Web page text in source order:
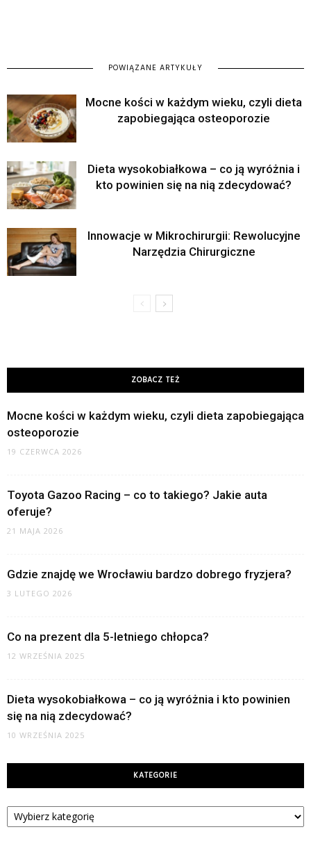
POWIĄZANE ARTYKUŁY
Mocne kości w każdym wieku, czyli dieta
zapobiegająca osteoporozie
Dieta wysokobiałkowa – co ją wyróżnia i
kto powinien się na nią zdecydować?
Innowacje w Mikrochirurgii: Rewolucyjne
Narzędzia Chirurgiczne
ZOBACZ TEŻ
Mocne kości w każdym wieku, czyli dieta zapobiegająca
osteoporozie
19 CZERWCA 2026
Toyota Gazoo Racing – co to takiego? Jakie auta
oferuje?
21 MAJA 2026
Gdzie znajdę we Wrocławiu bardzo dobrego fryzjera?
3 LUTEGO 2026
Co na prezent dla 5-letniego chłopca?
12 WRZEŚNIA 2025
Dieta wysokobiałkowa – co ją wyróżnia i kto powinien
się na nią zdecydować?
10 WRZEŚNIA 2025
KATEGORIE
Kategorie